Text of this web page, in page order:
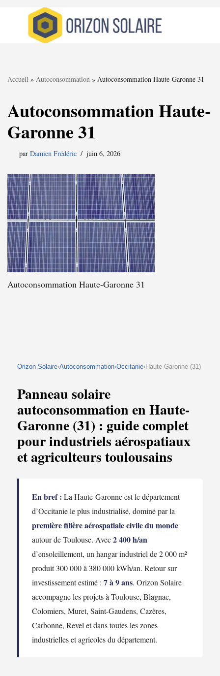
Accueil » Autoconsommation » Autoconsommation Haute-Garonne 31
Autoconsommation Haute-
Garonne 31
par Damien Frédéric juin 6, 2026
Autoconsommation Haute-Garonne 31
Orizon Solaire›Autoconsommation›Occitanie›Haute-Garonne (31)
Panneau solaire
autoconsommation en Haute-
Garonne (31) : guide complet
pour industriels aérospatiaux
et agriculteurs toulousains
En bref : La Haute-Garonne est le département
d’Occitanie le plus industrialisé, dominé par la
première filière aérospatiale civile du monde
autour de Toulouse. Avec2 400 h/an
d’ensoleillement, un hangar industriel de 2 000 m²
produit 300 000 à 380 000 kWh/an. Retour sur
investissement estimé : 7 à 9 ans. Orizon Solaire
accompagne les projets à Toulouse, Blagnac,
Colomiers, Muret, Saint-Gaudens, Cazères,
Carbonne, Revel et dans toutes les zones
industrielles et agricoles du département.